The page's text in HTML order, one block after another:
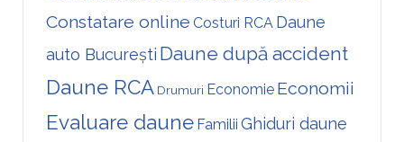
Constatare online Costuri RCA Daune
auto București Daune după accident
Daune RCA Drumuri Economie Economii
Evaluare daune Familii Ghiduri daune